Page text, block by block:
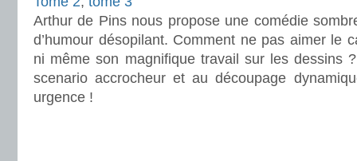
Arthur de Pins nous propose une comédie
d’humour désopilant. Comment ne pas aimer le
ni même son magnifique travail sur les dessins
scenario accrocheur et au découpage
urgence !